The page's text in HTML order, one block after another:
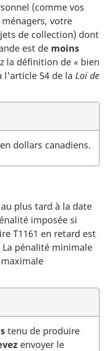
(comme vos
votre
de collection) dont
est de moins
la définition de « bien
l'article 54 de la Loi de
dollars canadiens.
plus tard à la date
imposée si
T1161 en retard est
pénalité minimale
tenu de produire
envoyer le